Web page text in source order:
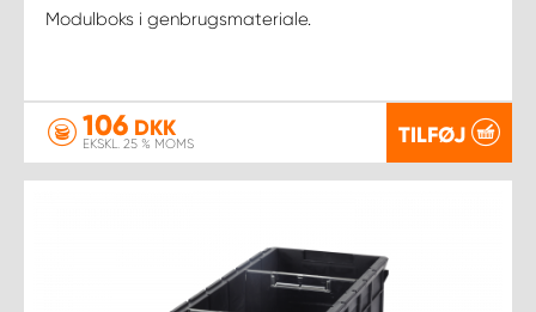
Modulboks i genbrugsmateriale.
106 DKK
EKSKL. 25 % MOMS TILFØJ